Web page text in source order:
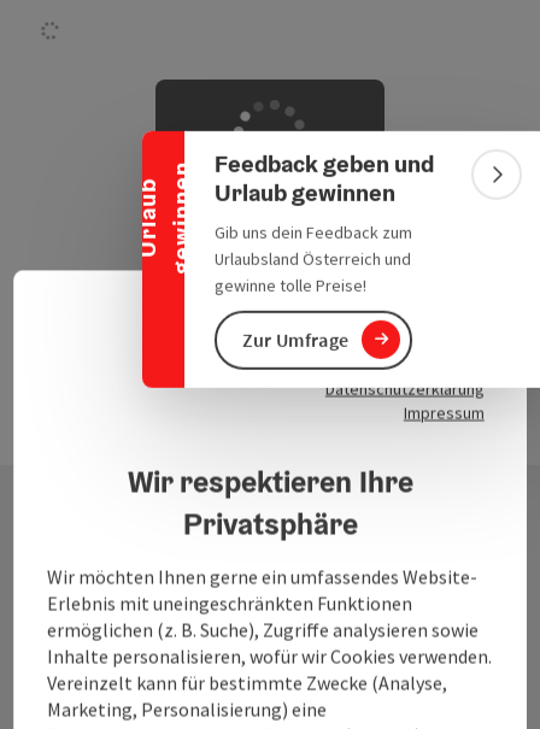
U
r
l
a
u
b
g
e
w
i
n
n
e n
Banner einklappen
Feedback geben und
Urlaub gewinnen
Gib uns dein Feedback zum
Urlaubsland Österreich und
gewinne tolle Preise!
Zur Umfrage
Einen Moment
bitte … wir laden
passende
Ergebnisse.
Kontakt
Oberösterreich Tourismus Information
Freistädter Straße 119
Datenschutzerklärung
Impressum
Wir respektieren Ihre
Privatsphäre
Wir möchten Ihnen gerne ein umfassendes Website-
Erlebnis mit uneingeschränkten Funktionen
ermöglichen (z. B. Suche), Zugriffe analysieren sowie
Inhalte personalisieren, wofür wir Cookies verwenden.
Vereinzelt kann für bestimmte Zwecke (Analyse,
Marketing, Personalisierung) eine